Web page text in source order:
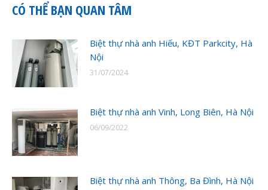
CÓ THỂ BẠN QUAN TÂM
Biệt thự nhà anh Hiếu, KĐT Parkcity, Hà
Nội
31/07/2024
Biệt thự nhà anh Vinh, Long Biên, Hà Nội
06/09/2022
Biệt thự nhà anh Thông, Ba Đình, Hà Nội